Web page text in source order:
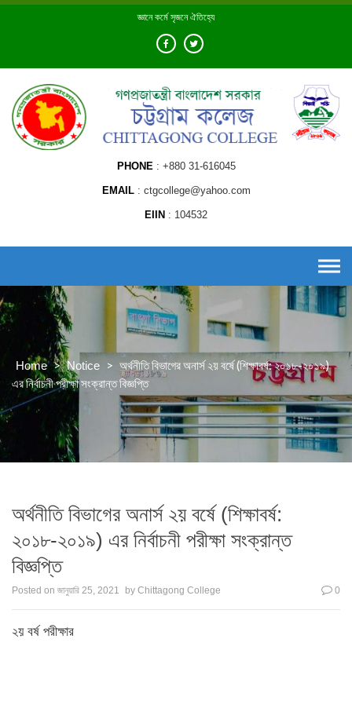
Skip
জ্ঞানে কর্মে সৃজনে ঐতিহ্যে
PHONE +880 31-616045
EMAIL ctgcollege@yahoo.com
EIIN 104532
Home > Notice > অর্থনীতি বিভাগের অনার্স ২য় বর্ষে (শিক্ষাবর্ষ: ২০১৮-২০১৯)
এর নির্বাচনী পরীক্ষা সংক্রান্ত বিজ্ঞপ্তি
অর্থনীতি বিভাগের অনার্স ২য় বর্ষে (শিক্ষাবর্ষ:
২০১৮-২০১৯) এর নির্বাচনী পরীক্ষা সংক্রান্ত
বিজ্ঞপ্তি
Posted on জানুয়ারি 25, 2021 by Chittagong College 0
২য় বর্ষ পরীক্ষার